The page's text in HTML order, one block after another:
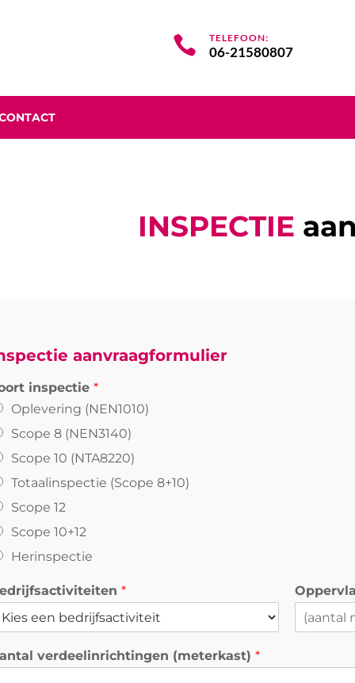
 TELEFOON:
06-21580807
INSPECTIE
aanvraagformulier
inspectie*
Oplevering (NEN1010)
Scope 8 (NEN3140)
Scope 10 (NTA8220)
Totaalinspectie (Scope 8+10)
Scope 12
Scope 10+12
Herinspectie
*
verdeelinrichtingen (meterkast)*